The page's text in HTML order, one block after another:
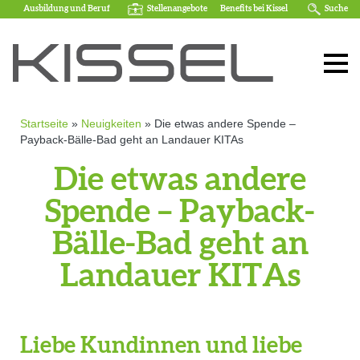
Ausbildung und Beruf Stellenangebote Benefits bei Kissel Suche
Startseite » Neuigkeiten » Die etwas andere Spende –
Payback-Bälle-Bad geht an Landauer KITAs
Die etwas andere
Spende – Payback-
Bälle-Bad geht an
Landauer KITAs
Liebe Kundinnen und liebe